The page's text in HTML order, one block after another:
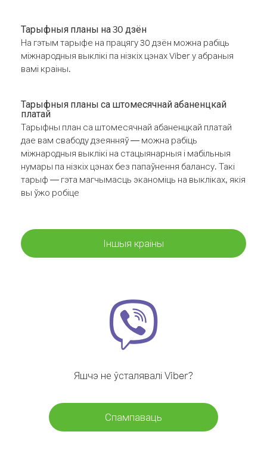
Тарыфныя планы на 30 дзён
На гэтым тарыфе на працягу 30 дзён можна рабіць
міжнародныя выклікі па нізкіх цэнах Viber у абраныя
вамі краіны.
Тарыфныя планы са штомесячнай абаненцкай
платай
Тарыфны план са штомесячнай абаненцкай платай
дае вам свабоду дзеянняў — можна рабіць
міжнародныя выклікі на стацыянарныя і мабільныя
нумары па нізкіх цэнах без папаўнення балансу. Такі
тарыф — гэта магчымасць эканоміць на выкліках, якія
вы ўжо робіце
Іншыя краіны
Яшчэ не ўсталявалі Viber?
Спампаваць